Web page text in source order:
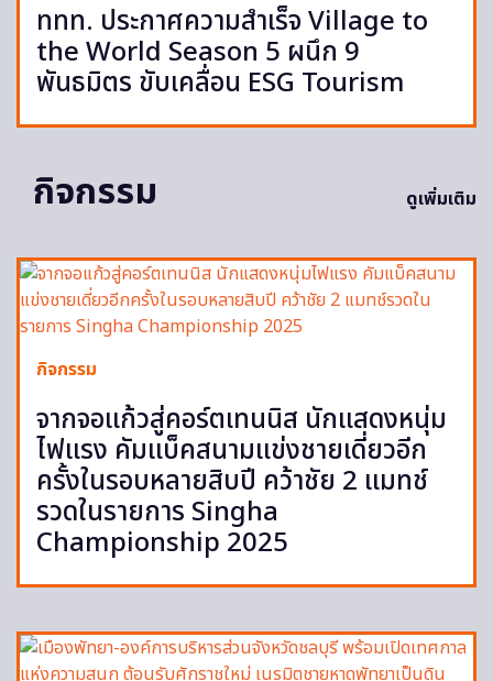
ททท. ประกาศความสำเร็จ Village to
the World Season 5 ผนึก 9
พันธมิตร ขับเคลื่อน ESG Tourism
กิจกรรม ดูเพิ่มเติม
กิจกรรม
จากจอแก้วสู่คอร์ตเทนนิส นักแสดงหนุ่ม
ไฟแรง คัมแบ็คสนามแข่งชายเดี่ยวอีก
ครั้งในรอบหลายสิบปี คว้าชัย 2 แมทช์
รวดในรายการ Singha
Championship 2025